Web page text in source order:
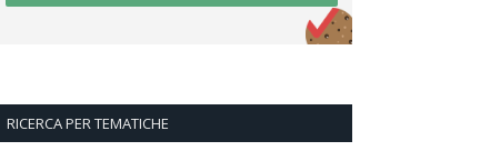
RICERCA PER TEMATICHE